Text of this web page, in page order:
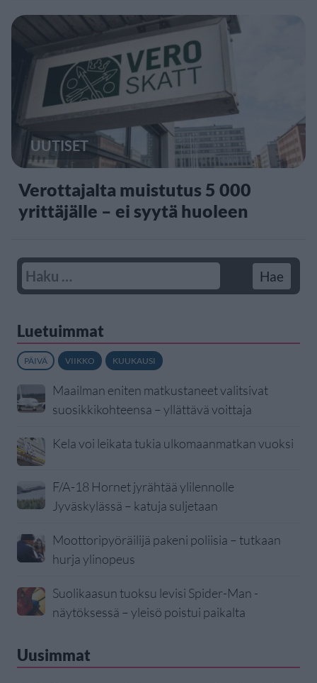
UUTISET
Verottajalta muistutus 5 000
yrittäjälle – ei syytä huoleen
Luetuimmat
PÄIVÄ VIIKKO KUUKAUSI
Maailman eniten matkustaneet valitsivat
suosikkikohteensa – yllättävä voittaja
Kela voi leikata tukia ulkomaanmatkan vuoksi
F/A-18 Hornet jyrähtää ylilennolle
Jyväskylässä – katuja suljetaan
Moottoripyöräilijä pakeni poliisia – tutkaan
hurja ylinopeus
Suolikaasun tuoksu levisi Spider-Man -
näytöksessä – yleisö poistui paikalta
Uusimmat